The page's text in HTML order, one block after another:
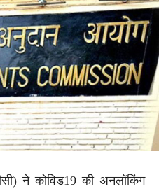
ने कोविड19 की अनलॉकिंग